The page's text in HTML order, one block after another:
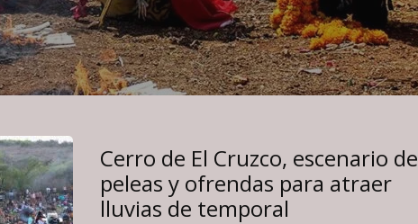
Cerro de El Cruzco, escenario de
peleas y ofrendas para atraer
lluvias de temporal